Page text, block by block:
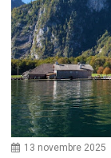
13 novembre 2025